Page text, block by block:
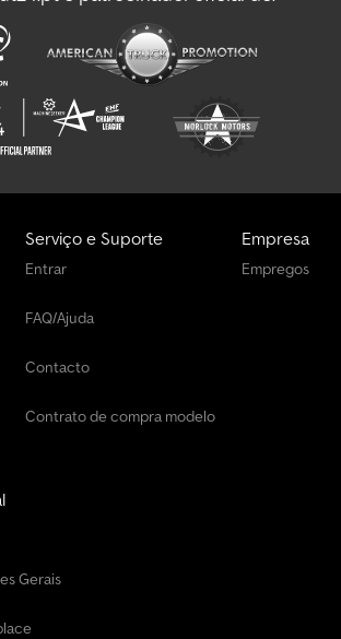
Serviço e Suporte
Entrar
FAQ/Ajuda
Contacto
Contrato de compra modelo
Empresa
Empregos
Gerais